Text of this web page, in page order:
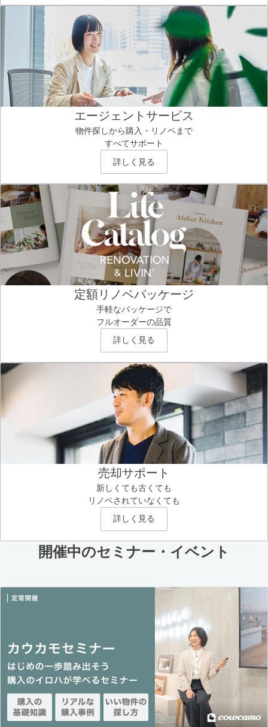
エージェントサービス
物件探しから購入・リノベまで
すべてサポート
詳しく見る
定額リノベパッケージ
手軽なパッケージで
フルオーダーの品質
詳しく見る
売却サポート
新しくても古くても
リノベされていなくても
詳しく見る
開催中のセミナー・イベント